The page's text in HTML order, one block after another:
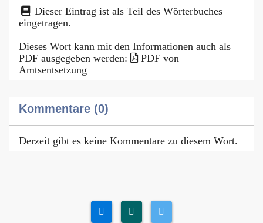
Dieser Eintrag ist als Teil des Wörterbuches
eingetragen.
Dieses Wort kann mit den Informationen auch als
PDF ausgegeben werden:
PDF von
Amtsentsetzung
Kommentare (0)
Derzeit gibt es keine Kommentare zu diesem Wort.